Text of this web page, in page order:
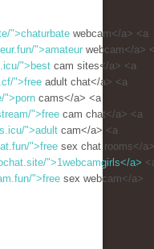
">chaturbate webcam</a> <a
">amateur webcam</a>
">best cam sites</a> <a
">free adult chat</a> <a
">porn cams</a> <a
">free cam chat</a> <a
">adult cam</a> <a
">free sex chat rooms</
">1webcamgirls</a>
">free sex webcam</a>